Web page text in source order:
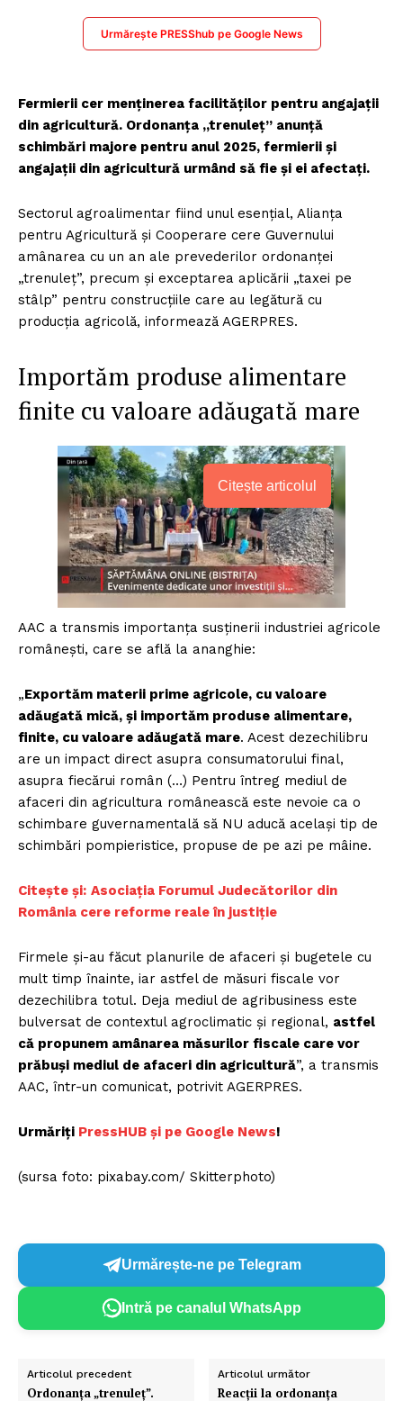
Urmărește PRESShub pe Google News
Fermierii cer menţinerea facilităţilor pentru angajaţii
din agricultură. Ordonanța „trenuleț” anunță
schimbări majore pentru anul 2025, fermierii și
angajații din agricultură urmând să fie și ei afectați.
Sectorul agroalimentar fiind unul esențial, Alianţa
pentru Agricultură şi Cooperare cere Guvernului
amânarea cu un an ale prevederilor ordonanței
„trenuleț”, precum și exceptarea aplicării „taxei pe
stâlp” pentru construcțiile care au legătură cu
producţia agricolă, informează AGERPRES.
Importăm produse alimentare
finite cu valoare adăugată mare
Citește articolul
AAC a transmis importanța susținerii industriei agricole
românești, care se află la ananghie:
„Exportăm materii prime agricole, cu valoare
adăugată mică, şi importăm produse alimentare,
finite, cu valoare adăugată mare. Acest dezechilibru
are un impact direct asupra consumatorului final,
asupra fiecărui român (…) Pentru întreg mediul de
afaceri din agricultura românească este nevoie ca o
schimbare guvernamentală să NU aducă acelaşi tip de
schimbări pompieristice, propuse de pe azi pe mâine.
Citește și: Asociaţia Forumul Judecătorilor din
România cere reforme reale în justiție
Firmele şi-au făcut planurile de afaceri şi bugetele cu
mult timp înainte, iar astfel de măsuri fiscale vor
dezechilibra totul. Deja mediul de agribusiness este
bulversat de contextul agroclimatic şi regional, astfel
că propunem amânarea măsurilor fiscale care vor
prăbuşi mediul de afaceri din agricultură”, a transmis
AAC, într-un comunicat, potrivit AGERPRES.
Urmăriți PressHUB și pe Google News!
(sursa foto: pixabay.com/ Skitterphoto)
Urmărește-ne pe Telegram
Intră pe canalul WhatsApp
Articolul precedent
Ordonanța „trenuleț”.
Articolul următor
Reacții la ordonanța